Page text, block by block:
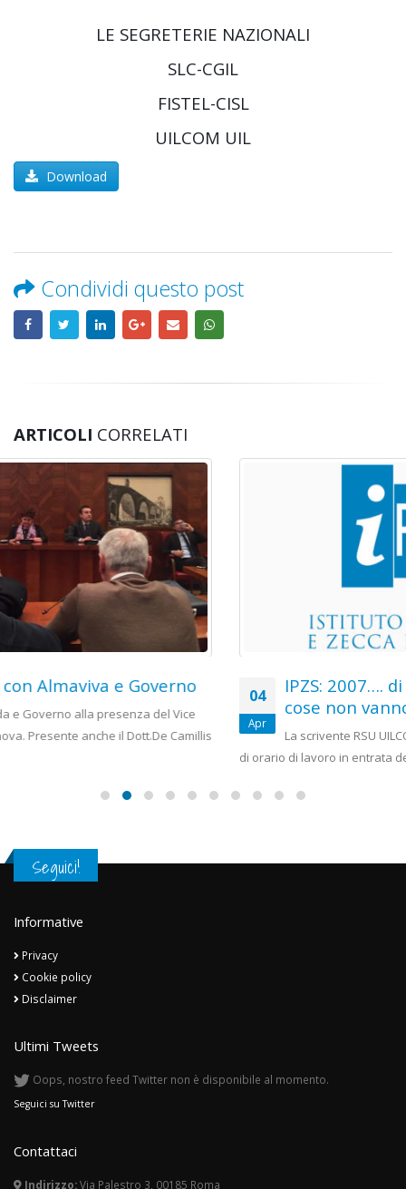
LE SEGRETERIE NAZIONALI
SLC-CGIL
FISTEL-CISL
UILCOM UIL
Download
Condividi questo post
ARTICOLI CORRELATI
04
Apr
IPZS: 2007…. di anni ne sono passati…le
cose non vanno imposte…forse spiegate
La scrivente RSU UILCOM OCV e PT, in riferimento al cambio
di orario di lavoro in entrata degli impiegati...leggi tutto
Seguici!
Informative
Privacy
Cookie policy
Disclaimer
Ultimi Tweets
Oops, nostro feed Twitter non è disponibile al momento.
Seguici su Twitter
Contattaci
Indirizzo:Via Palestro 3, 00185 Roma